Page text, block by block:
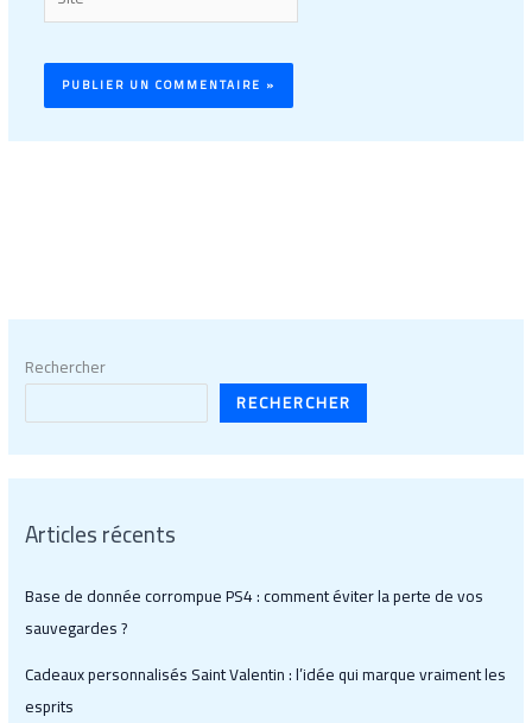
Rechercher
RECHERCHER
Articles récents
Base de donnée corrompue PS4 : comment éviter la perte de vos
sauvegardes ?
Cadeaux personnalisés Saint Valentin : l’idée qui marque vraiment les
esprits